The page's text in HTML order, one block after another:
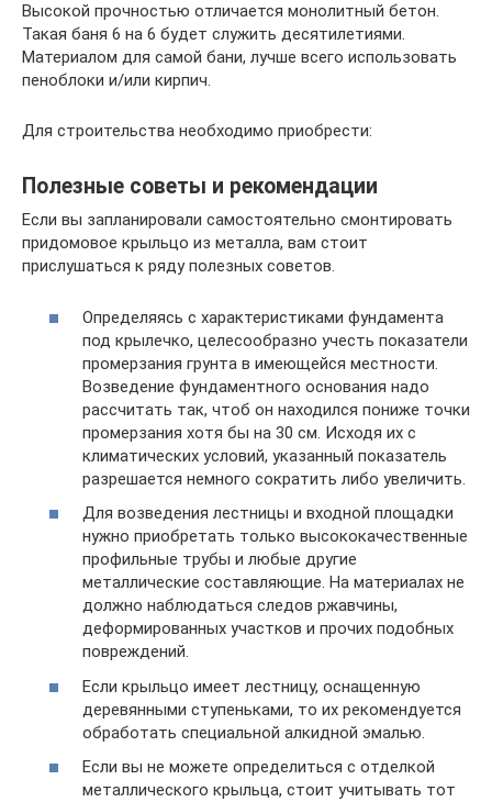
Высокой прочностью отличается монолитный бетон.
Такая баня 6 на 6 будет служить десятилетиями.
Материалом для самой бани, лучше всего использовать
пеноблоки и/или кирпич.
Для строительства необходимо приобрести:
Полезные советы и рекомендации
Если вы запланировали самостоятельно смонтировать
придомовое крыльцо из металла, вам стоит
прислушаться к ряду полезных советов.
Определяясь с характеристиками фундамента
под крылечко, целесообразно учесть показатели
промерзания грунта в имеющейся местности.
Возведение фундаментного основания надо
рассчитать так, чтоб он находился пониже точки
промерзания хотя бы на 30 см. Исходя их с
климатических условий, указанный показатель
разрешается немного сократить либо увеличить.
Для возведения лестницы и входной площадки
нужно приобретать только высококачественные
профильные трубы и любые другие
металлические составляющие. На материалах не
должно наблюдаться следов ржавчины,
деформированных участков и прочих подобных
повреждений.
Если крыльцо имеет лестницу, оснащенную
деревянными ступеньками, то их рекомендуется
обработать специальной алкидной эмалью.
Если вы не можете определиться с отделкой
металлического крыльца, стоит учитывать тот